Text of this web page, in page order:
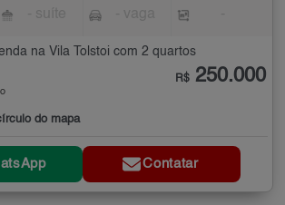
na Vila Tolstoi com 2 quartos
do mapa
R$ 250.000
Contatar